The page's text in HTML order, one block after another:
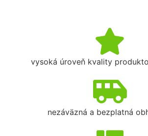
vysoká úroveň kvality
nezáväzná a bezplatná